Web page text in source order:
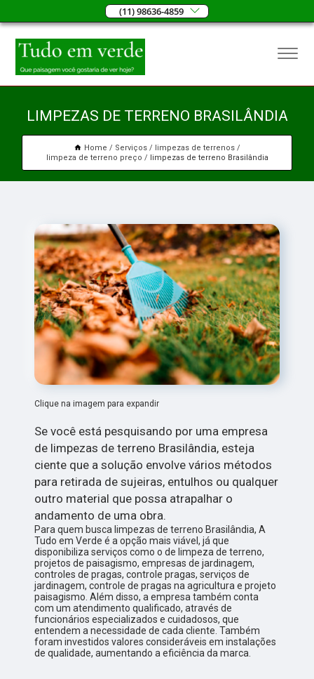
(11) 98636-4859
LIMPEZAS DE TERRENO BRASILÂNDIA
Home Serviços
limpezas de terrenos
limpeza de terreno preço
limpezas de terreno Brasilândia
Clique na imagem para expandir
Se você está pesquisando por uma empresa
de limpezas de terreno Brasilândia, esteja
ciente que a solução envolve vários métodos
para retirada de sujeiras, entulhos ou qualquer
outro material que possa atrapalhar o
andamento de uma obra.
Para quem busca limpezas de terreno Brasilândia, A
Tudo em Verde é a opção mais viável, já que
disponibiliza serviços como o de limpeza de terreno,
projetos de paisagismo, empresas de jardinagem,
controles de pragas, controle pragas, serviços de
jardinagem, controle de pragas na agricultura e projeto
paisagismo. Além disso, a empresa também conta
com um atendimento qualificado, através de
funcionários especializados e cuidadosos, que
entendem a necessidade de cada cliente. Também
foram investidos valores consideráveis em instalações
de qualidade, aumentando a eficiência da marca.